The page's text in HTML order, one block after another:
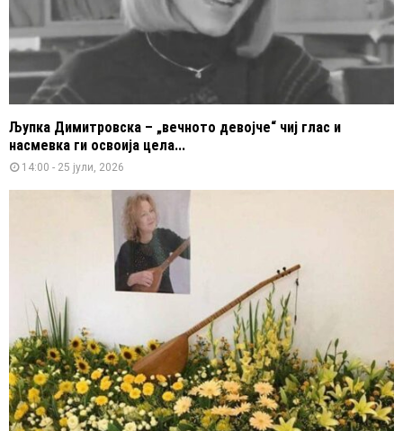
Љупка Димитровска – „вечното девојче“ чиј глас и
насмевка ги освоија цела...
14:00 - 25 јули, 2026